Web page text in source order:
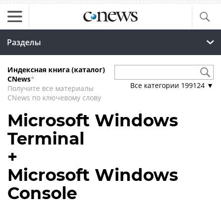
Разделы
Индексная книга (каталог)
CNews*
Получите все материалы
CNews по ключевому слову
Все категории 199124 ▼
Microsoft Windows
Terminal
+
Microsoft Windows
Console